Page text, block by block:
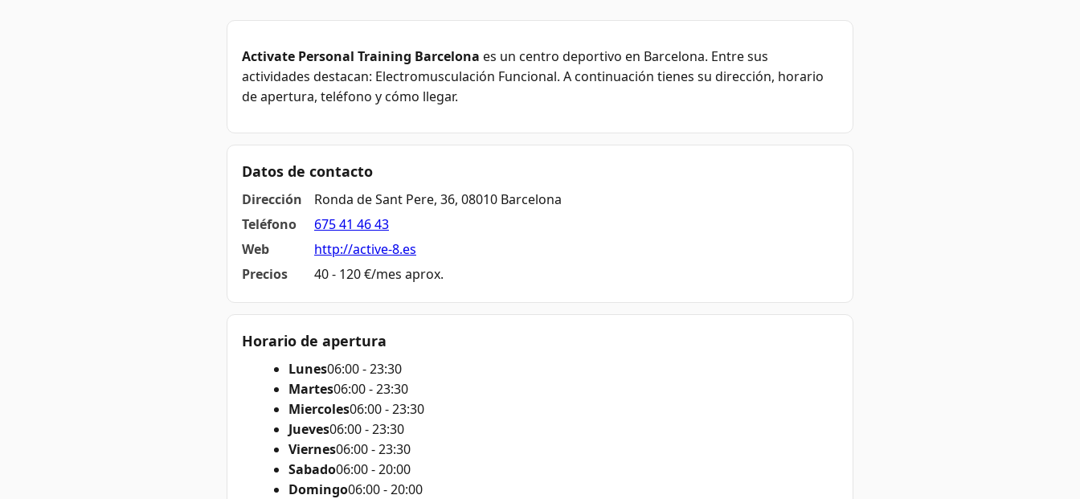
Activate Personal Training Barcelona es un centro deportivo en Barcelona. Entre sus
actividades destacan: Electromusculación Funcional. A continuación tienes su dirección, horario
de apertura, teléfono y cómo llegar.
Datos de contacto
Dirección
Ronda de Sant Pere, 36, 08010 Barcelona
Teléfono
675 41 46 43
Web
http://active-8.es
Precios
40 - 120 €/mes aprox.
Horario de apertura
Lunes06:00 - 23:30
Martes06:00 - 23:30
Miercoles06:00 - 23:30
Jueves06:00 - 23:30
Viernes06:00 - 23:30
Sabado06:00 - 20:00
Domingo06:00 - 20:00